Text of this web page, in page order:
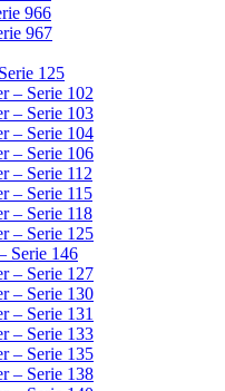
966
967
125
– Serie 102
– Serie 103
– Serie 104
– Serie 106
– Serie 112
– Serie 115
– Serie 118
– Serie 125
Serie 146
– Serie 127
– Serie 130
– Serie 131
– Serie 133
– Serie 135
– Serie 138